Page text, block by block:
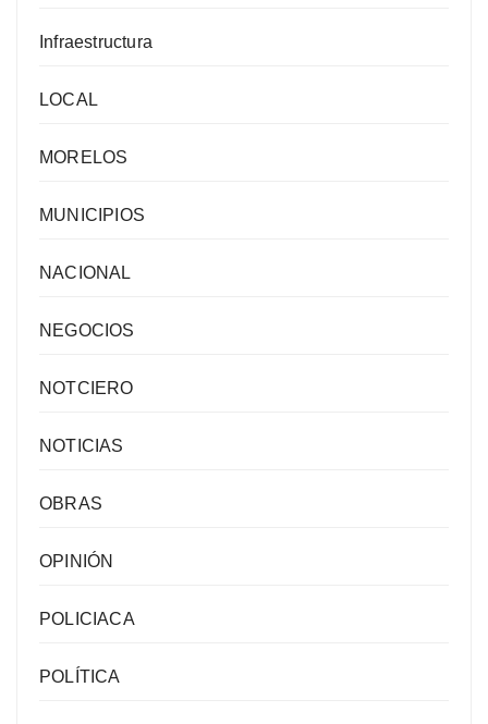
Infraestructura
LOCAL
MORELOS
MUNICIPIOS
NACIONAL
NEGOCIOS
NOTCIERO
NOTICIAS
OBRAS
OPINIÓN
POLICIACA
POLÍTICA